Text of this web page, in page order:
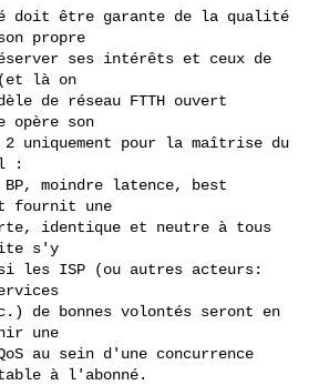
doit être garante de la qualité
propre
ses intérêts et ceux de
là on
de réseau FTTH ouvert
son
2 uniquement pour la maîtrise du
:
moindre latence, best
une
identique et neutre à tous
s'y
les ISP (ou autres acteurs:
de bonnes volontés seront en
une
au sein d'une concurrence
à l'abonné.